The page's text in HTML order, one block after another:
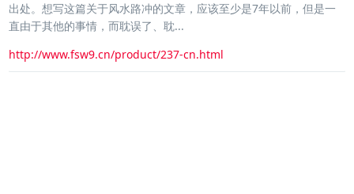
出处。想写这篇关于风水路冲的文章，应该至少是7年以前，但是一
直由于其他的事情，而耽误了、耽...
http://www.fsw9.cn/product/237-cn.html